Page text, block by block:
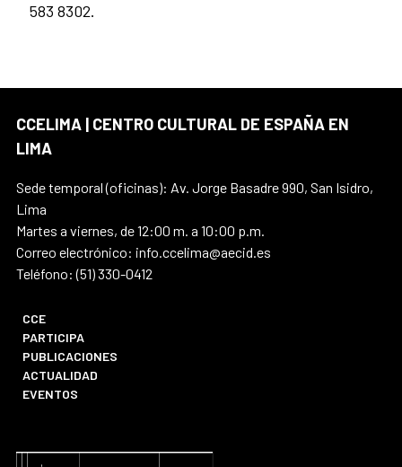
583 8302.
CCELIMA | CENTRO CULTURAL DE ESPAÑA EN
LIMA
Sede temporal (oficinas): Av. Jorge Basadre 990, San Isidro,
Lima
Martes a viernes, de 12:00 m. a 10:00 p.m.
Correo electrónico: info.ccelima@aecid.es
Teléfono: (51) 330-0412
CCE
PARTICIPA
PUBLICACIONES
ACTUALIDAD
EVENTOS